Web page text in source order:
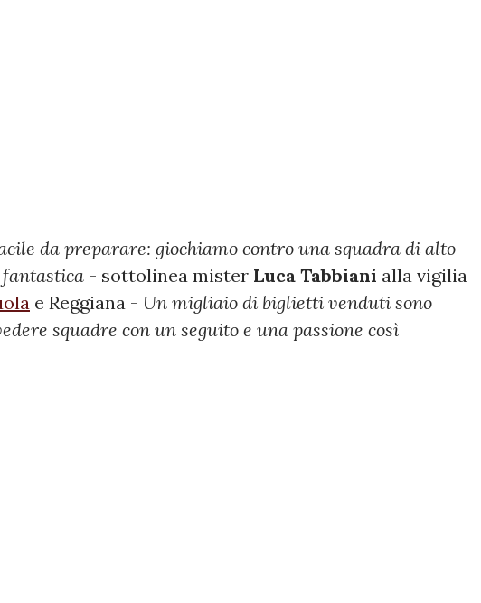
da preparare: giochiamo contro una squadra di alto
- sottolinea mister Luca Tabbiani alla vigilia
e Reggiana - Un migliaio di biglietti venduti sono
squadre con un seguito e una passione così